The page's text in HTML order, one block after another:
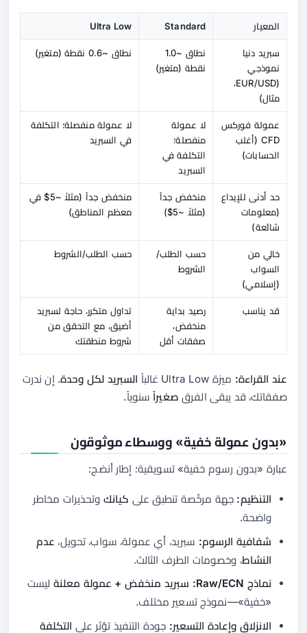
المعيار Standard
Ultra Low
سبريد دنيا
نموذجي
(EUR/USD،
مثال)
نطاق ~1.0
نقطة (متغير)
نطاق ~0.6 نقطة (متغير)
عمولة فوركس
CFD (أغلب
الحسابات)
لا عمولة
منفصلة؛
التكلفة في
السبريد
لا عمولة منفصلة؛ التكلفة
في السبريد
حد أدنى للإيداع
(معلومات
شائعة)
منخفض جداً
(مثلاً ~5$)
منخفض جداً (مثلاً ~5$ في
معظم المناطق)
خالي من
السواب
(إسلامي)
حسب الطلب/
الشروط
حسب الطلب/الشروط
قد يناسب
رصيد بداية
منخفض،
صفقات أقل
تداول متكرر، حاجة لسبريد
أضيق، مع التحقق من
شروط منطقتك
عند القراءة: ميزة Ultra Low غالباً السبريد لكل وحدة. إن ندرت
صفقاتك، قد يبقى الفرق صغيراً سنوياً.
«بدون عمولة خفية» ووسطاء موثوقون
عبارة «بدون رسوم خفية» تسويقية؛ إطار أنضج:
التنظيم: جهة مرخّصة تنطبق على كيانك وتحذيرات مخاطر
واضحة.
شفافية الرسوم: سبريد، أي عمولة، سواب، تحويل، عدم
النشاط، وخصومات الطرف الثالث.
نماذج Raw/ECN:
سبريد منخفض + عمولة معلنة ليست
«خفية»—نموذج تسعير مختلف.
الانزلاق وإعادة التسعير: جودة التنفيذ تؤثر على التكلفة